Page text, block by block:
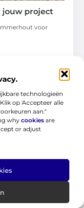
technologieën
op 'Accepteer alle
aan."
why cookies are
or adjust
jouw project
voor